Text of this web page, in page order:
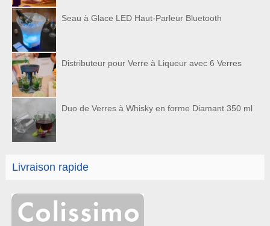
Seau à Glace LED Haut-Parleur Bluetooth
Distributeur pour Verre à Liqueur avec 6 Verres
Duo de Verres à Whisky en forme Diamant 350 ml
Livraison rapide